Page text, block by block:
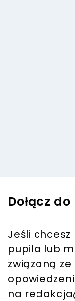
Dołącz
Jeśli
pupila lub
związaną
na